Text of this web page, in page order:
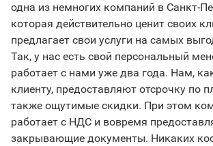
одна из немногих компаний в Санкт-
которая действительно ценит своих
предлагает свои услуги на самых
Так, у нас есть свой персональный
работает с нами уже два года. Нам,
клиенту, предоставляют отсрочку по
также ощутимые скидки. При этом
работает с НДС и вовремя
закрывающие документы. Никаких